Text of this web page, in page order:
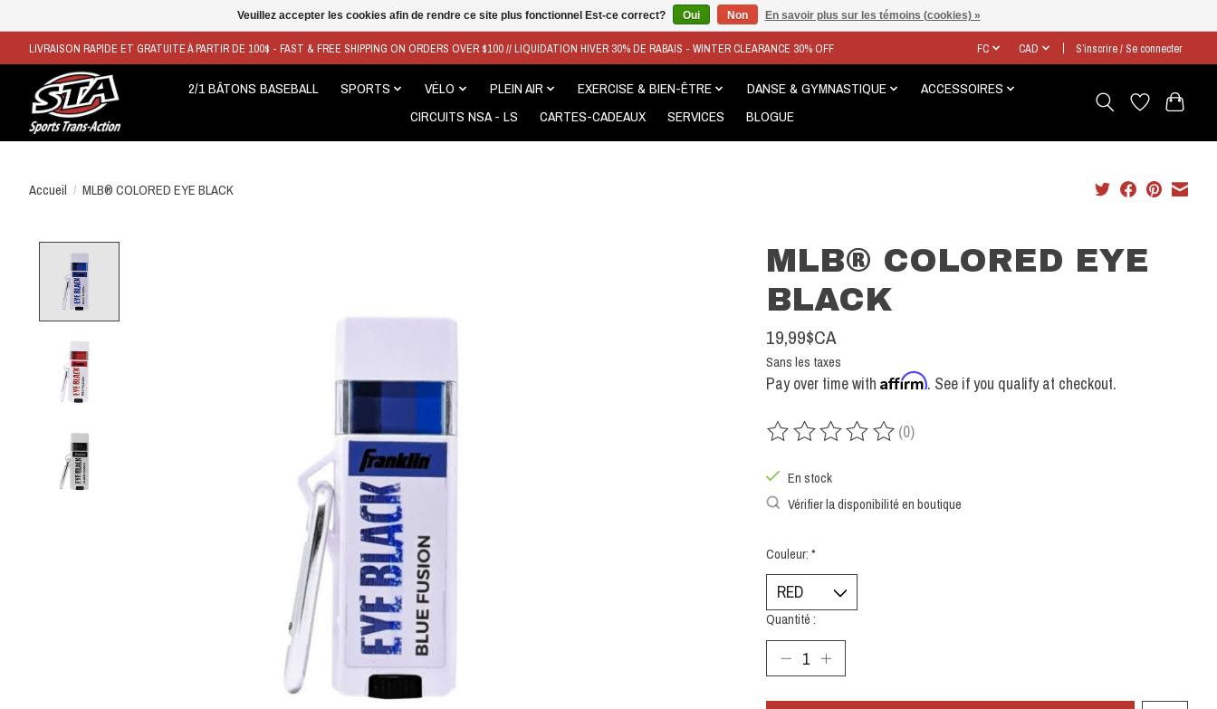
LIVRAISON RAPIDE ET GRATUITE À PARTIR DE 100$ - FAST & FREE SHIPPING ON ORDERS OVER $100 // LIQUIDATION HIVER 30% DE RABAIS - WINTER CLEARANCE 30% OFF FC CAD S’inscrire / Se connecter
2/1 BÂTONS BASEBALL SPORTS VÉLO PLEIN AIR EXERCISE & BIEN-ÊTRE DANSE & GYMNASTIQUE
ACCESSOIRES
CIRCUITS NSA - LS
CARTES-CADEAUX SERVICES BLOGUE
Accueil / MLB® COLORED EYE BLACK
MLB® COLORED EYE
BLACK
19,99$CA
Sans les taxes
Pay over time with Affirm. See if you qualify at checkout.
Ce produit est évalué à0
(0)
En stock
Vérifier la disponibilité en boutique
Couleur: *
Quantité :
Veuillez accepter les cookies afin de rendre ce site plus fonctionnel Est-ce correct? Oui Non En savoir plus sur les témoins (cookies) »